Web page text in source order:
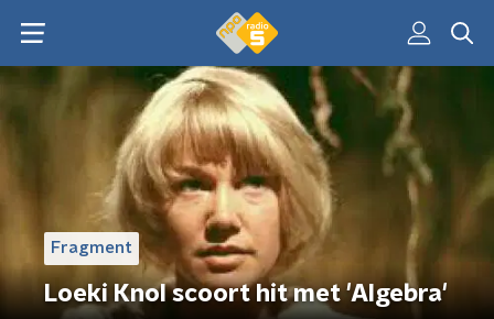
Fragment
Loeki Knol scoort hit met 'Algebra'